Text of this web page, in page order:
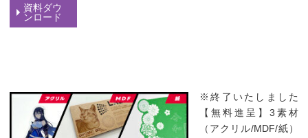
資料ダウ
ンロード
※終了いたしました
【無料進呈】3素材
（アクリル/MDF/紙）